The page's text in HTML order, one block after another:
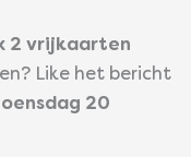
2 vrijkaarten
Like het bericht
20